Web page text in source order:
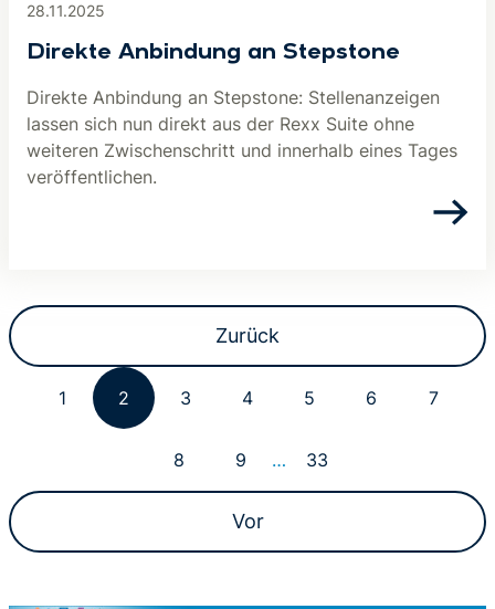
28.11.2025
Direkte Anbindung an Stepstone
Direkte Anbindung an Stepstone: Stellenanzeigen
lassen sich nun direkt aus der Rexx Suite ohne
weiteren Zwischenschritt und innerhalb eines Tages
veröffentlichen.
Zurück
1 2 3 4 5 6 7
8 9 … 33
Vor